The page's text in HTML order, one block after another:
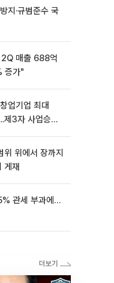
지·규범준수 국
매출 688억
증가"
업기업 최대
제3자 사업승계
위 위에서 장까지
게재
관세 부과에…